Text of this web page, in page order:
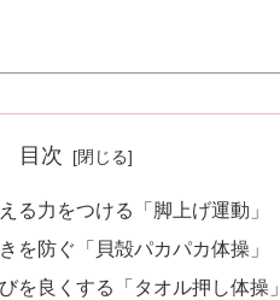
目次
る力をつける「脚上げ運動」
を防ぐ「貝殻パカパカ体操」
を良くする「タオル押し体操」